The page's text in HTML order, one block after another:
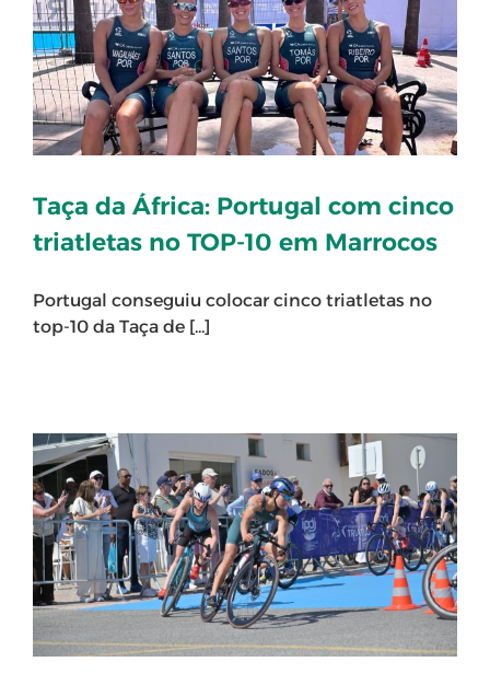
Taça da África: Portugal com cinco
triatletas no TOP-10 em Marrocos
Portugal conseguiu colocar cinco triatletas no
top-10 da Taça de [...]